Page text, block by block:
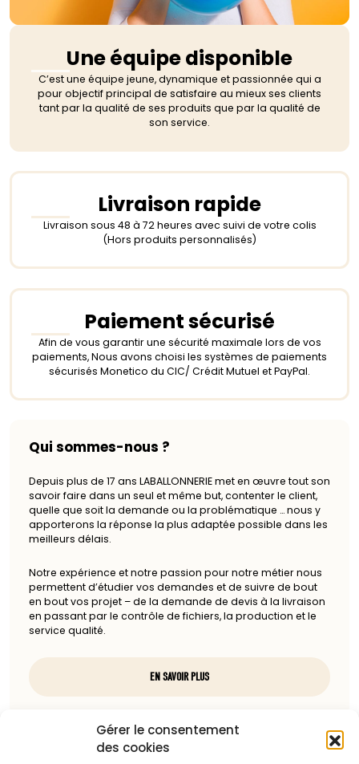
Gérer le consentement
des cookies
Une équipe disponible
C’est une équipe jeune, dynamique et passionnée qui a
pour objectif principal de satisfaire au mieux ses clients
tant par la qualité de ses produits que par la qualité de
son service.
Livraison rapide
Livraison sous 48 à 72 heures avec suivi de votre colis
(Hors produits personnalisés)
Paiement sécurisé
Afin de vous garantir une sécurité maximale lors de vos
paiements, Nous avons choisi les systèmes de paiements
sécurisés Monetico du CIC/ Crédit Mutuel et PayPal.
Qui sommes-nous ?
Depuis plus de 17 ans LABALLONNERIE met en œuvre tout son
savoir faire dans un seul et même but, contenter le client,
quelle que soit la demande ou la problématique … nous y
apporterons la réponse la plus adaptée possible dans les
meilleurs délais.
Notre expérience et notre passion pour notre métier nous
permettent d’étudier vos demandes et de suivre de bout
en bout vos projet – de la demande de devis à la livraison
en passant par le contrôle de fichiers, la production et le
service qualité.
EN SAVOIR PLUS
Nous contacter